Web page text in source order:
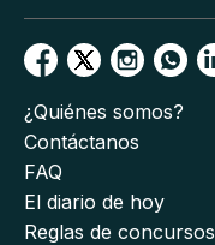
¿Quiénes somos?
Contáctanos
FAQ
El diario de hoy
Reglas de concursos